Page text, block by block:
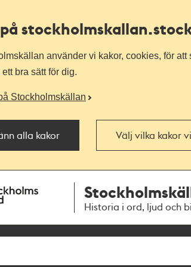
stockholmskallan
använder vi kakor, cookies, för
bra sätt för dig.
Stockholmskällan
alla kakor Välj vilka kakor
Historia i ord, ljud och